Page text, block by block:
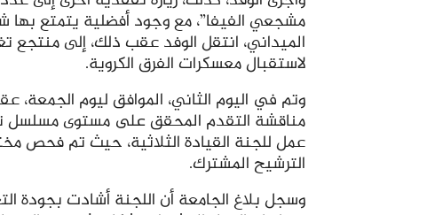
مشجعي الفيفا”، مع وجود أفضلية يتمتع بها
الميداني، انتقل الوفد عقب ذلك، إلى
لاستقبال معسكرات الفرق الكروية.
وتم في اليوم الثاني، الموافق ليوم الجمعة،
مناقشة التقدم المحقق على مستوى مسلسل
عمل للجنة القيادة الثلاثية، حيث تم فحص
الترشيح المشترك.
وسجل بلاغ الجامعة أن اللجنة أشادت بجودة